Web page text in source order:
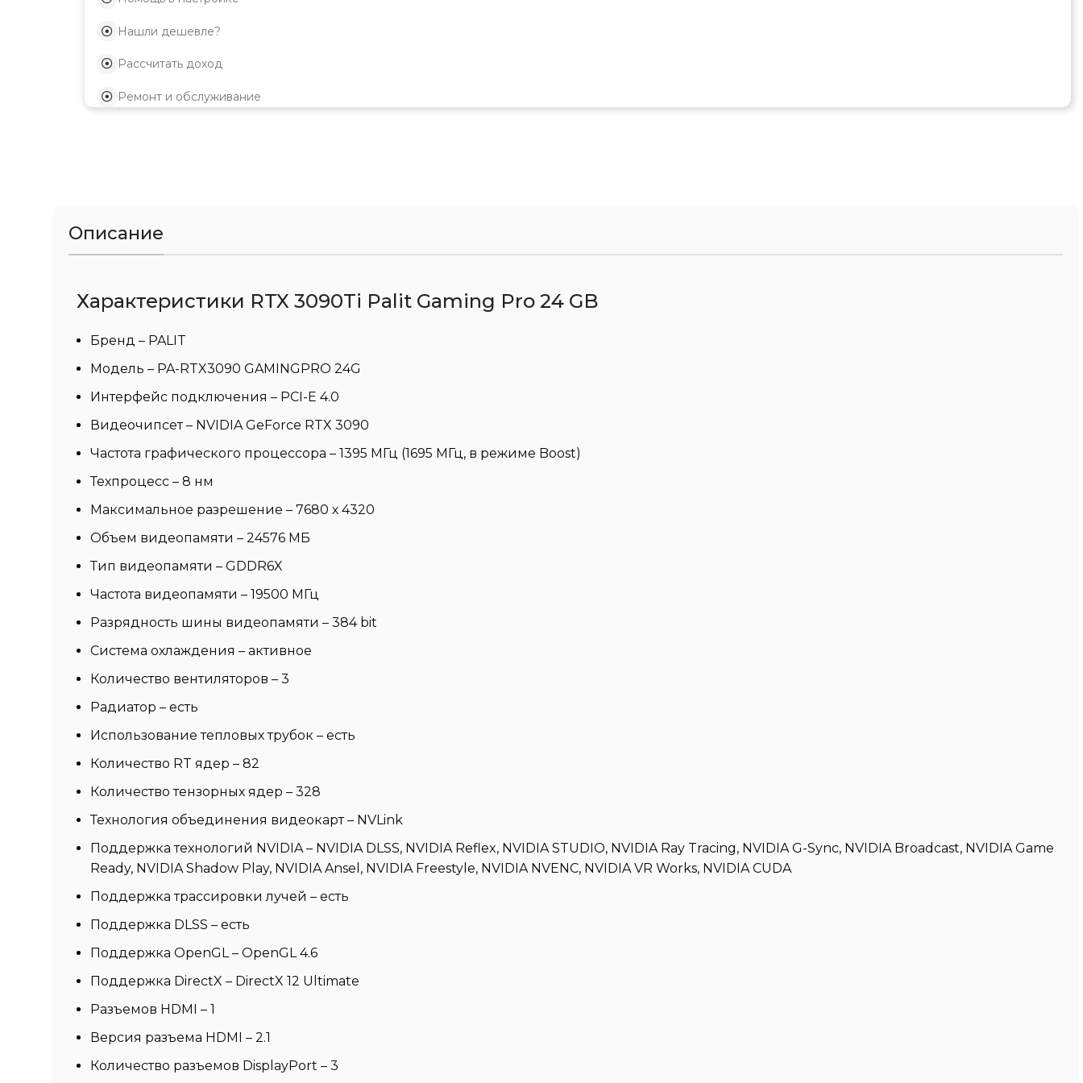
Нашли дешевле?
Рассчитать доход
Ремонт и обслуживание
Описание
Характеристики RTX 3090Ti Palit Gaming Pro 24 GB
Бренд – PALIT
Модель – PA-RTX3090 GAMINGPRO 24G
Интерфейс подключения – PCI-E 4.0
Видеочипсет – NVIDIA GeForce RTX 3090
Частота графического процессора – 1395 МГц (1695 МГц, в режиме Boost)
Техпроцесс – 8 нм
Максимальное разрешение – 7680 х 4320
Объем видеопамяти – 24576 МБ
Тип видеопамяти – GDDR6X
Частота видеопамяти – 19500 МГц
Разрядность шины видеопамяти – 384 bit
Система охлаждения – активное
Количество вентиляторов – 3
Радиатор – есть
Использование тепловых трубок – есть
Количество RT ядер – 82
Количество тензорных ядер – 328
Технология объединения видеокарт – NVLink
Поддержка технологий NVIDIA – NVIDIA DLSS, NVIDIA Reflex, NVIDIA STUDIO, NVIDIA Ray Tracing, NVIDIA G-Sync, NVIDIA Broadcast, NVIDIA Game
Ready, NVIDIA Shadow Play, NVIDIA Ansel, NVIDIA Freestyle, NVIDIA NVENC, NVIDIA VR Works, NVIDIA CUDA
Поддержка трассировки лучей – есть
Поддержка DLSS – есть
Поддержка OpenGL – OpenGL 4.6
Поддержка DirectX – DirectX 12 Ultimate
Разъемов HDMI – 1
Версия разъема HDMI – 2.1
Количество разъемов DisplayPort – 3